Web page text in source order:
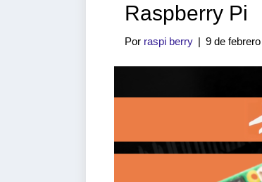
Raspberry Pi
Por raspi berry | 9 de